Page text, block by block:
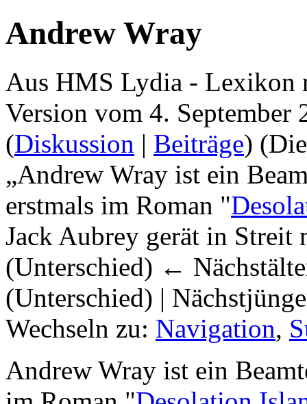
Andrew Wray
Aus HMS Lydia - Lexikon
Version vom 4.
(Diskussion | Beiträge)
„Andrew Wray ist ein
erstmals im Roman "
Jack Aubrey gerät in
(Unterschied) ←
(Unterschied) |
Wechseln zu: Navigation,
Andrew Wray ist ein